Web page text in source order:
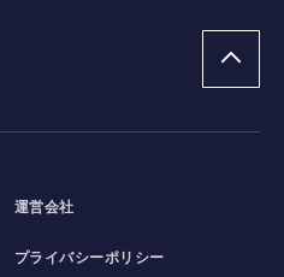
運営会社
プライバシーポリシー